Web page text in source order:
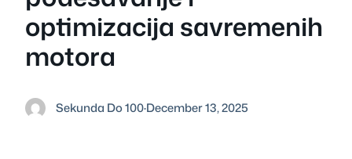
optimizacija savremenih
motora
Sekunda Do 100·December 13, 2025